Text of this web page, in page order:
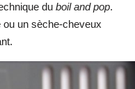
duboil and pop.
ou un sèche-cheveux